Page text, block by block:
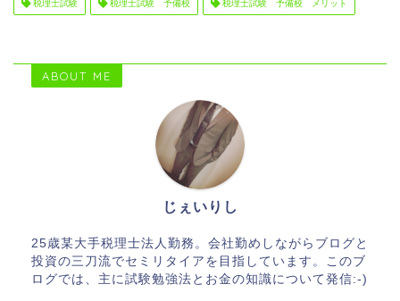
税理士試験 税理士試験 予備校 税理士試験 予備校 メリット
ABOUT ME
じぇいりし
25歳某大手税理士法人勤務。会社勤めしながらブログと
投資の三刀流でセミリタイアを目指しています。このブ
ログでは、主に試験勉強法とお金の知識について発信:-)